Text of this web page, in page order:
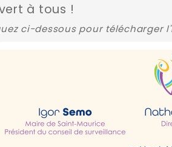
à tous !
ci-dessous pour télécharger